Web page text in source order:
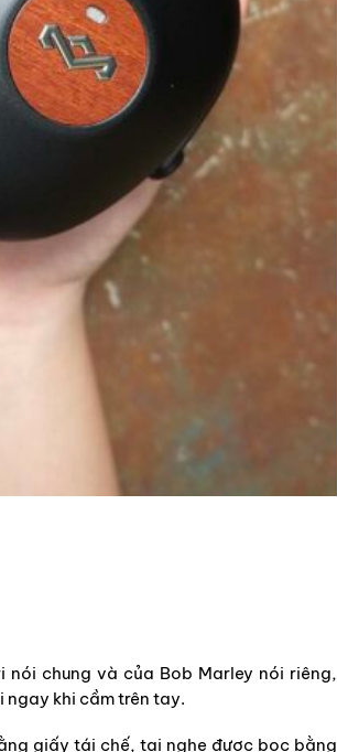
chung và của Bob Marley nói riêng,
ngay khi cầm trên tay.
giấy tái chế, tai nghe được bọc bằng